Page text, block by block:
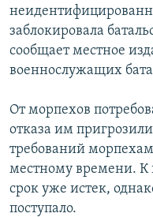
поиску
НАГОРНЫЙ КАРАБАХ
КУЛЬТУРА
СПОРТ
АРХИВ
Հայերեն
English
Русский
заблокировала
сообщает местное
военнослужащих
От морпехов
отказа им
требований
местному времени. К
срок уже истек,
поступало.